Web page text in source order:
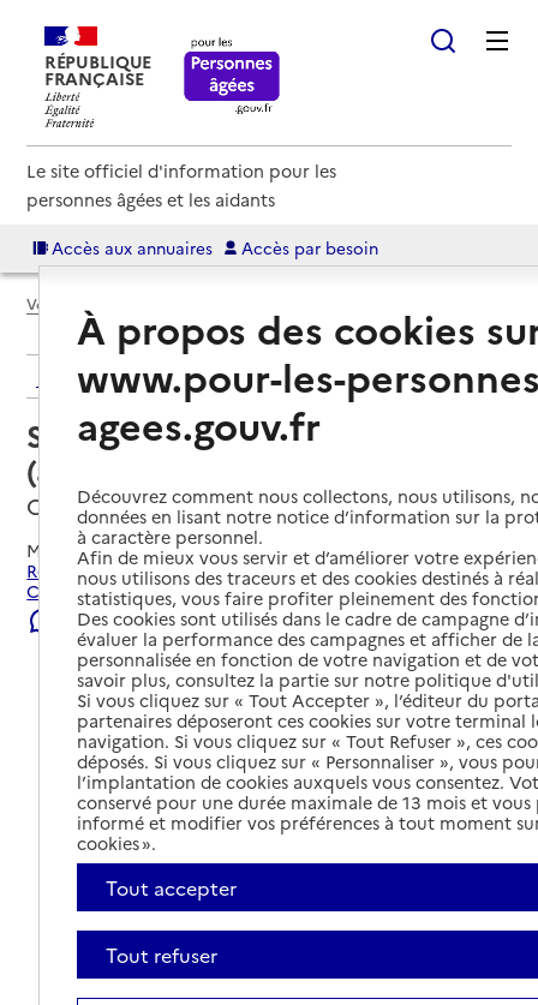
RÉPUBLIQUE
FRANÇAISE
Le site officiel d'information pour les
personnes âgées et les aidants
Accès aux annuaires Accès par besoin
Voir le fil d’Ariane
Retour aux résultats de l'annuaire
Service autonomie à domicile
(aide) – CDCLA
Charleval, EURE
Mis à jour le22/07/2026
Rechercher les établissements et services autour de
Charleval.
Signaler une erreur
À propos des cookies
www.pour-les-
agees.gouv.fr
Découvrez comment nous collectons, nous utilisons,
données en lisant notre notice d’information sur la
à caractère personnel.
Afin de mieux vous servir et d’améliorer votre
nous utilisons des traceurs et des cookies destinés à
statistiques, vous faire profiter pleinement des
Des cookies sont utilisés dans le cadre de campagne
évaluer la performance des campagnes et afficher de
personnalisée en fonction de votre navigation et de
savoir plus, consultez la partie sur notre politique
Si vous cliquez sur « Tout Accepter », l’éditeur du
partenaires déposeront ces cookies sur votre terminal
navigation. Si vous cliquez sur « Tout Refuser », ces
déposés. Si vous cliquez sur « Personnaliser », vous
l’implantation de cookies auxquels vous consentez.
conservé pour une durée maximale de 13 mois et
informé et modifier vos préférences à tout moment
cookies ».
Tout accepter
Tout refuser